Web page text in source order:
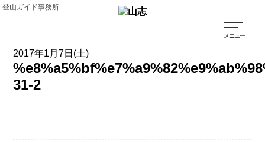
登山ガイド事務所
2017年1月7日(土)
31-2